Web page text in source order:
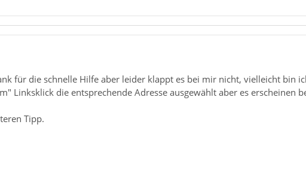
für die schnelle Hilfe aber leider klappt es bei mir nicht, vielleicht bin
Linksklick die entsprechende Adresse ausgewählt aber es erscheinen
Tipp.